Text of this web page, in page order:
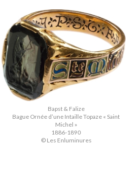
Bapst & Falize
Bague Ornée d’une Intaille Topaze « Saint
Michel »
1886-1890
© Les Enluminures